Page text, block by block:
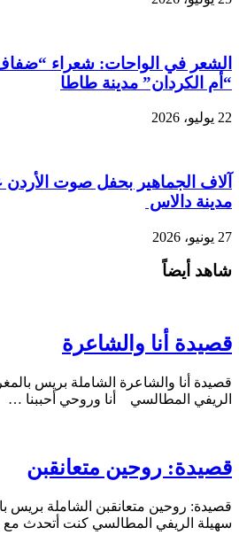
الشعر في الواحات: شعراء
“أم الكردان” مدينة طاطا
22 يوليو، 2026
آلاف الجماهير بحفل صوت الأردن
مدينة دالاس
27 يونيو، 2026
شاهد أيضاً
قصيدة أنا والشاعرة
قصيدة أنا والشاعرة الشاملة بريس
الريفي المطالسي أنا وروحي أحببنا …
قصيدة: روحين متعانقبن
قصيدة: روحين متعانقبن الشاملة بريس
سهيلة الريفي المطالسي كنت أتحدث مع